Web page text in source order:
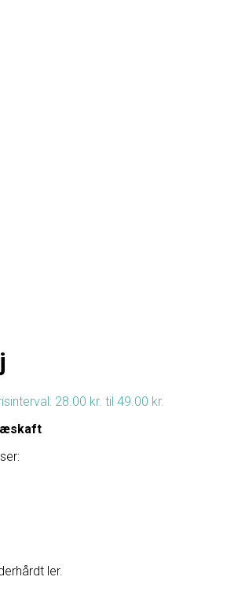
28.00 kr. til 49.00 kr.
ler.